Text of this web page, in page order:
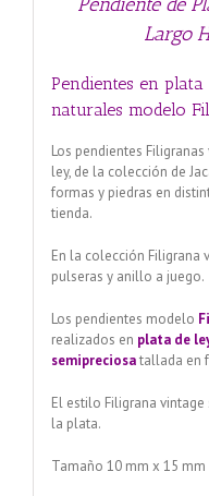
Largo
Pendientes en
naturales modelo
Los pendientes
ley, de la colección de
formas y piedras en
tienda.
En la colección Filigrana
pulseras y anillo a juego.
Los pendientes modelo
realizados en plata de
semipreciosatallada en
El estilo Filigrana
la plata.
Tamaño 10 mm x 15